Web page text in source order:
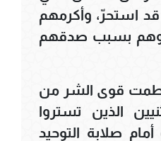
قد استحرّ، وأكرمهم
بسبب صدقهم
قوى الشر من
الذين تستروا
صلابة التوحيد